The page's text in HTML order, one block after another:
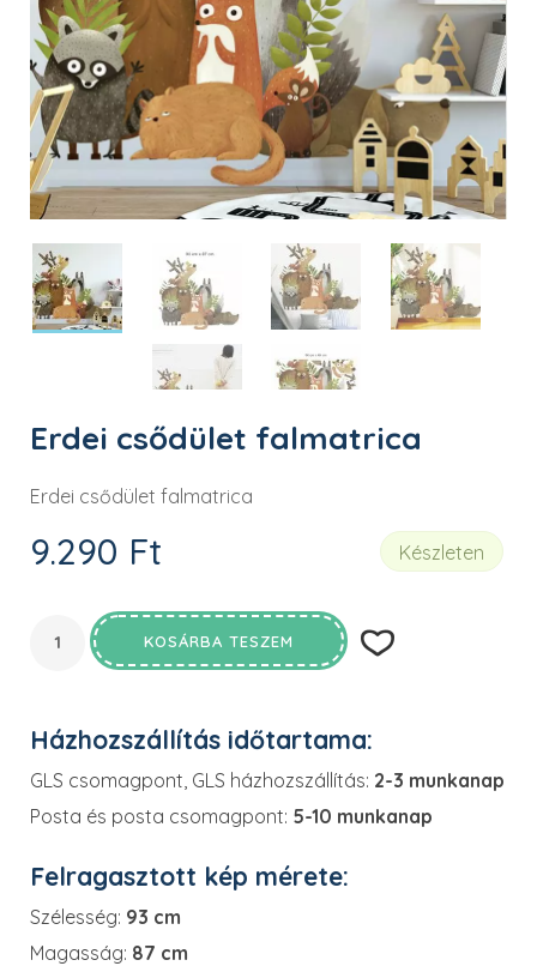
Erdei csődület falmatrica
Erdei csődület falmatrica
9.290 Ft Készleten
KOSÁRBA TESZEM
Házhozszállítás időtartama:
GLS csomagpont, GLS házhozszállítás: 2-3 munkanap
Posta és posta csomagpont: 5-10 munkanap
Felragasztott kép mérete:
Szélesség: 93 cm
Magasság: 87 cm